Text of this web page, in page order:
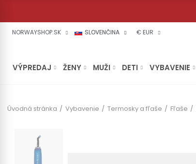
NORWAYSHOP.SK SLOVENČINA € EUR
VÝPREDAJ ŽENY MUŽI DETI VYBAVENIE
Úvodná stránka Vybavenie Termosky a fľaše Fľaše